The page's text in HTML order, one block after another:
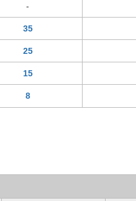
-
35
25
15
8